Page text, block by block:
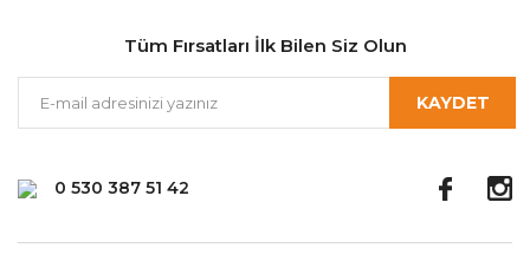
0 530 387 51 42
Tüm Fırsatları İlk Bilen Siz Olun
KAYDET